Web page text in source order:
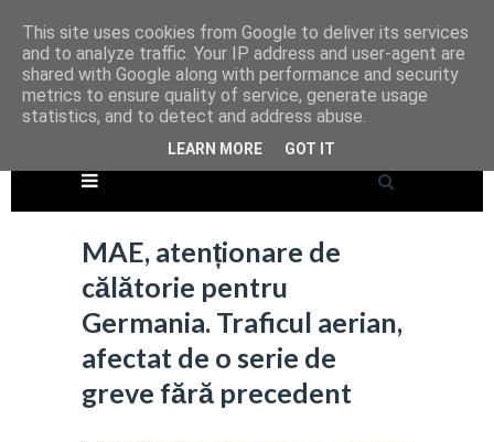
MAE, atenționare de
călătorie pentru
Germania. Traficul aerian,
afectat de o serie de
greve fără precedent
This site uses cookies from Google to deliver its services
and to analyze traffic. Your IP address and user-agent are
shared with Google along with performance and security
metrics to ensure quality of service, generate usage
statistics, and to detect and address abuse.
LEARN MORE GOT IT